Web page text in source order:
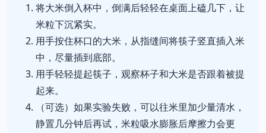
将大米倒入杯中，倒满后轻轻在桌面上磕几下，让
米粒下沉紧实。
用手按住杯口的大米，从指缝间将筷子竖直插入米
中，尽量插到底部。
用手轻轻提起筷子，观察杯子和大米是否跟着被提
起来。
（可选）如果实验失败，可以往米里加少量清水，
静置几分钟后再试，米粒吸水膨胀后摩擦力会更